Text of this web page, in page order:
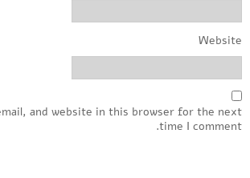
Website
and website in this browser for the next
time I comment.